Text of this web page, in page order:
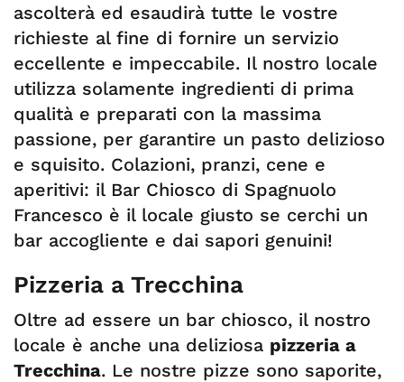
ascolterà ed esaudirà tutte le vostre
richieste al fine di fornire un servizio
eccellente e impeccabile. Il nostro locale
utilizza solamente ingredienti di prima
qualità e preparati con la massima
passione, per garantire un pasto delizioso
e squisito. Colazioni, pranzi, cene e
aperitivi: il Bar Chiosco di Spagnuolo
Francesco è il locale giusto se cerchi un
bar accogliente e dai sapori genuini!
Pizzeria a Trecchina
Oltre ad essere un bar chiosco, il nostro
locale è anche una deliziosa pizzeria a
Trecchina. Le nostre pizze sono saporite,